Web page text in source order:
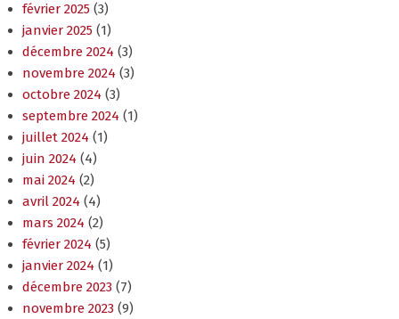
février 2025 (3)
janvier 2025 (1)
décembre 2024 (3)
novembre 2024 (3)
octobre 2024 (3)
septembre 2024 (1)
juillet 2024 (1)
juin 2024 (4)
mai 2024 (2)
avril 2024 (4)
mars 2024 (2)
février 2024 (5)
janvier 2024 (1)
décembre 2023 (7)
novembre 2023 (9)